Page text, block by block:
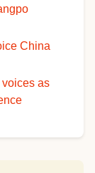
China
as